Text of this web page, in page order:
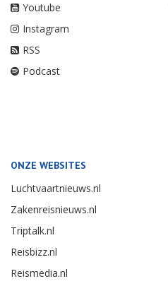
Youtube
Instagram
RSS
Podcast
ONZE WEBSITES
Luchtvaartnieuws.nl
Zakenreisnieuws.nl
Triptalk.nl
Reisbizz.nl
Reismedia.nl